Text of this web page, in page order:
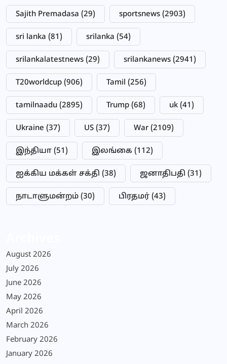
Sajith Premadasa (29) sportsnews (2903)
sri lanka (81) srilanka (54)
srilankalatestnews (29) srilankanews (2941)
T20worldcup (906) Tamil (256)
tamilnaadu (2895) Trump (68) uk (41)
Ukraine (37) US (37) War (2109)
இந்தியா (51) இலங்கை (112)
ஐக்கிய மக்கள் சக்தி (38) ஜனாதிபதி (31)
நாடாளுமன்றம் (30) பிரதமர் (43)
August 2026
July 2026
June 2026
May 2026
April 2026
March 2026
February 2026
January 2026